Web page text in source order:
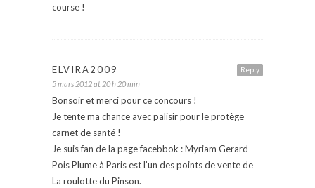
course !
Reply
ELVIRA2009
5 mars 2012 at 20 h 20 min
Bonsoir et merci pour ce concours !
Je tente ma chance avec palisir pour le protège
carnet de santé !
Je suis fan de la page facebbok : Myriam Gerard
Pois Plume à Paris est l’un des points de vente de
La roulotte du Pinson.